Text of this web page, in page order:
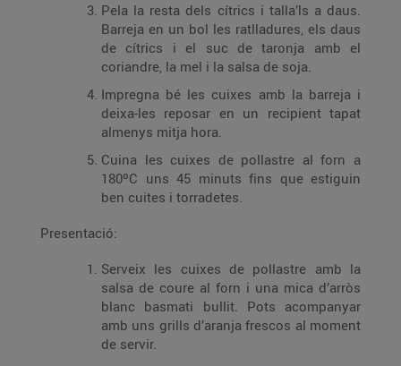
Pela la resta dels cítrics i talla’ls a daus.
Barreja en un bol les ratlladures, els daus
de cítrics i el suc de taronja amb el
coriandre, la mel i la salsa de soja.
Impregna bé les cuixes amb la barreja i
deixa-les reposar en un recipient tapat
almenys mitja hora.
Cuina les cuixes de pollastre al forn a
180ºC uns 45 minuts fins que estiguin
ben cuites i torradetes.
Presentació:
Serveix les cuixes de pollastre amb la
salsa de coure al forn i una mica d’arròs
blanc basmati bullit. Pots acompanyar
amb uns grills d’aranja frescos al moment
de servir.